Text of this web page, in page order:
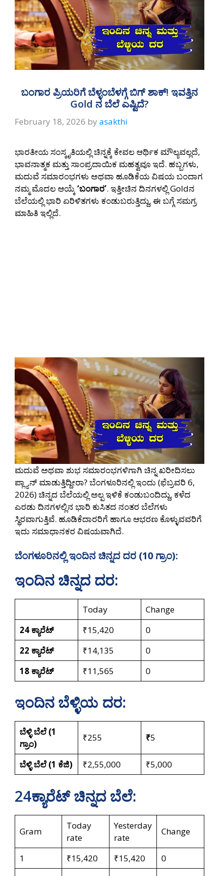
ಬಂಗಾರ ಪ್ರಿಯರಿಗೆ ಬೆಳ್ಳಂಬೆಳಗ್ಗೆ ಬಿಗ್ ಶಾಕ್! ಇವತ್ತಿನ
Gold ನ ಬೆಲೆ ಎಷ್ಟಿದೆ?
February 18, 2026 by asakthi
ಭಾರತೀಯ ಸಂಸ್ಕೃತಿಯಲ್ಲಿ ಚಿನ್ನಕ್ಕೆ ಕೇವಲ ಆರ್ಥಿಕ ಮೌಲ್ಯವಲ್ಲದೆ,
ಭಾವನಾತ್ಮಕ ಮತ್ತು ಸಾಂಪ್ರದಾಯಿಕ ಮಹತ್ವವೂ ಇದೆ. ಹಬ್ಬಗಳು,
ಮದುವೆ ಸಮಾರಂಭಗಳು ಅಥವಾ ಹೂಡಿಕೆಯ ವಿಷಯ ಬಂದಾಗ
ನಮ್ಮ ಮೊದಲ ಆಯ್ಕೆ ‘ಬಂಗಾರ’. ಇತ್ತೀಚಿನ ದಿನಗಳಲ್ಲಿ Goldನ
ಬೆಲೆಯಲ್ಲಿ ಭಾರಿ ಏರಿಳಿತಗಳು ಕಂಡುಬರುತ್ತಿದ್ದು, ಈ ಬಗ್ಗೆ ಸಮಗ್ರ
ಮಾಹಿತಿ ಇಲ್ಲಿದೆ.
ಮದುವೆ ಅಥವಾ ಶುಭ ಸಮಾರಂಭಗಳಿಗಾಗಿ ಚಿನ್ನ ಖರೀದಿಸಲು
ಪ್ಲ್ಯಾನ್ ಮಾಡುತ್ತಿದ್ದೀರಾ? ಬೆಂಗಳೂರಿನಲ್ಲಿ ಇಂದು (ಫೆಬ್ರವರಿ 6,
2026) ಚಿನ್ನದ ಬೆಲೆಯಲ್ಲಿ ಅಲ್ಪ ಇಳಿಕೆ ಕಂಡುಬಂದಿದ್ದು, ಕಳೆದ
ಎರಡು ದಿನಗಳಲ್ಲಿನ ಭಾರಿ ಕುಸಿತದ ನಂತರ ಬೆಲೆಗಳು
ಸ್ಥಿರವಾಗುತ್ತಿವೆ. ಹೂಡಿಕೆದಾರರಿಗೆ ಹಾಗೂ ಆಭರಣ ಕೊಳ್ಳುವವರಿಗೆ
ಇದು ಸಮಾಧಾನಕರ ವಿಷಯವಾಗಿದೆ.
ಬೆಂಗಳೂರಿನಲ್ಲಿ ಇಂದಿನ ಚಿನ್ನದ ದರ (10 ಗ್ರಾಂ):
ಇಂದಿನ ಚಿನ್ನದ ದರ:
Today
Change
24 ಕ್ಯಾರೆಟ್
₹15,420
0
22 ಕ್ಯಾರೆಟ್
₹14,135
0
18 ಕ್ಯಾರೆಟ್
₹11‌,565 0
ಇಂದಿನ ಬೆಳ್ಳಿಯ ದರ:
ಬೆಳ್ಳಿ ಬೆಲೆ (1
ಗ್ರಾಂ)
₹255 ₹5
ಬೆಳ್ಳಿ ಬೆಲೆ (1 ಕೆಜಿ) ₹2,55,000 ₹5,000
24ಕ್ಯಾರೆಟ್‌ ಚಿನ್ನದ ಬೆಲೆ:
Gram
Today
rate
Yesterday
rate
Change
1 ₹15,420 ₹15,420
0